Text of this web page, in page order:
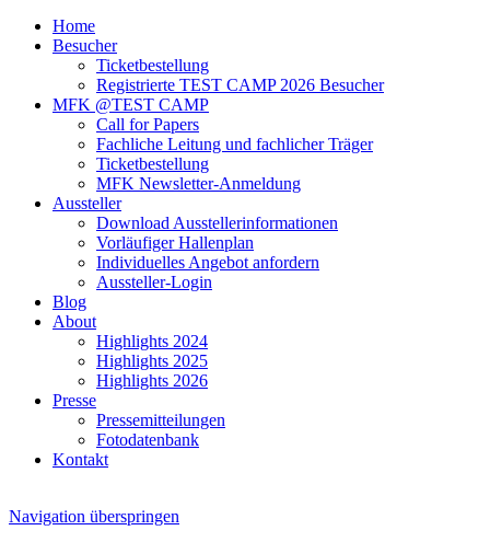
Home
Besucher
Ticketbestellung
Registrierte TEST CAMP 2026 Besucher
MFK @TEST CAMP
Call for Papers
Fachliche Leitung und fachlicher Träger
Ticketbestellung
MFK Newsletter-Anmeldung
Aussteller
Download Ausstellerinformationen
Vorläufiger Hallenplan
Individuelles Angebot anfordern
Aussteller-Login
Blog
About
Highlights 2024
Highlights 2025
Highlights 2026
Presse
Pressemitteilungen
Fotodatenbank
Kontakt
Navigation überspringen